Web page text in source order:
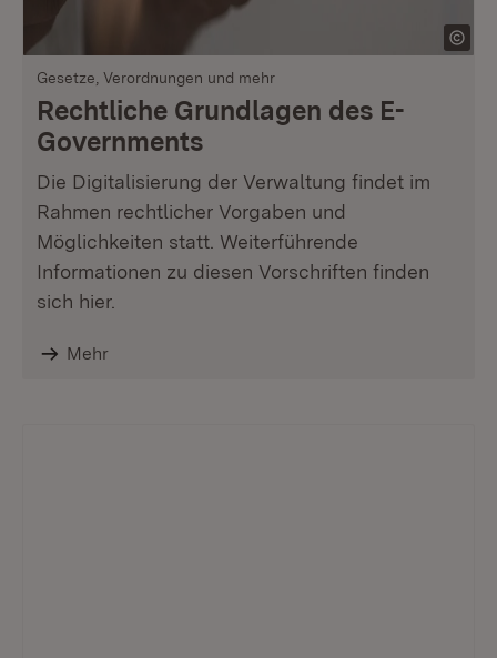
Gesetze, Verordnungen und mehr
Rechtliche Grundlagen des E-
Governments
Die Digitalisierung der Verwaltung findet im
Rahmen rechtlicher Vorgaben und
Möglichkeiten statt. Weiterführende
Informationen zu diesen Vorschriften finden
sich hier.
Mehr